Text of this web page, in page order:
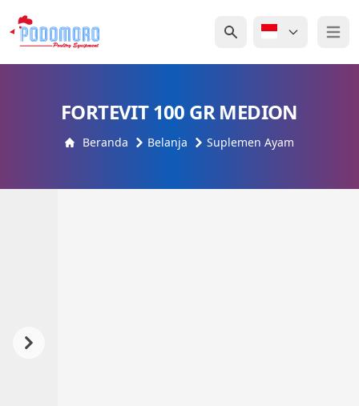
Open
FORTEVIT 100 GR MEDION
Beranda Belanja Suplemen Ayam
Previous
Next